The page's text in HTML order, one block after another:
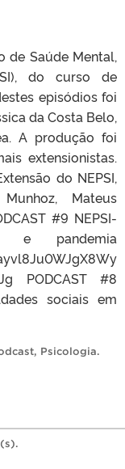
de Saúde Mental,
do curso de
episódios foi
da Costa Belo,
A produção foi
extensionistas.
do NEPSI,
Mateus
#9 NEPSI-
e pandemia
PODCAST #8
sociais em
, Psicologia.